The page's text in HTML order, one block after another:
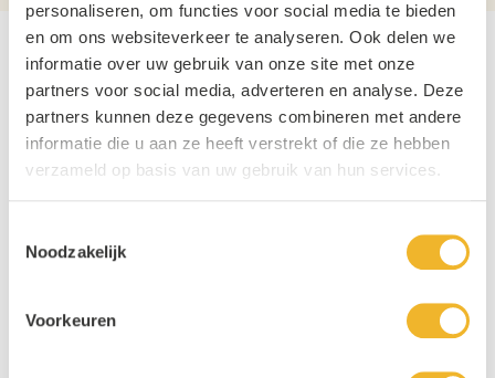
personaliseren, om functies voor social media te bieden
en om ons websiteverkeer te analyseren. Ook delen we
informatie over uw gebruik van onze site met onze
partners voor social media, adverteren en analyse. Deze
partners kunnen deze gegevens combineren met andere
informatie die u aan ze heeft verstrekt of die ze hebben
verzameld op basis van uw gebruik van hun services.
Noodzakelijk
Voorkeuren